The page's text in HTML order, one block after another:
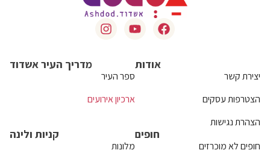
אודות
יצירת קשר
הצטרפות עסקים
הצהרת נגישות
מדריך העיר אשדוד
ספר העיר
ארכיון אירועים
חופים
חופים לא מוכרזים
קניות ולינה
מלונות